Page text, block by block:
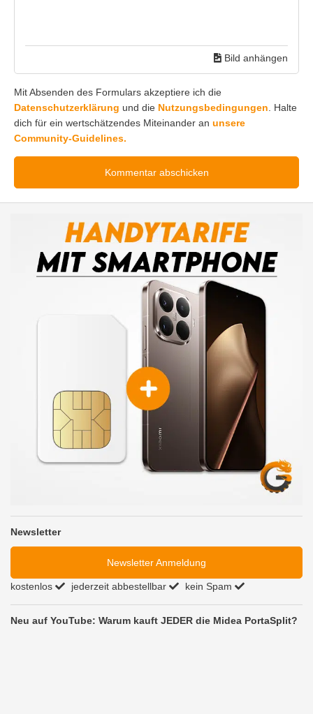
Bild anhängen
Mit Absenden des Formulars akzeptiere ich die
Datenschutzerklärung und die Nutzungsbedingungen . Halte
dich für ein wertschätzendes Miteinander an unsere
Community-Guidelines.
Newsletter
Newsletter Anmeldung
kostenlos jederzeit abbestellbar kein Spam
Neu auf YouTube: Warum kauft JEDER die Midea PortaSplit?